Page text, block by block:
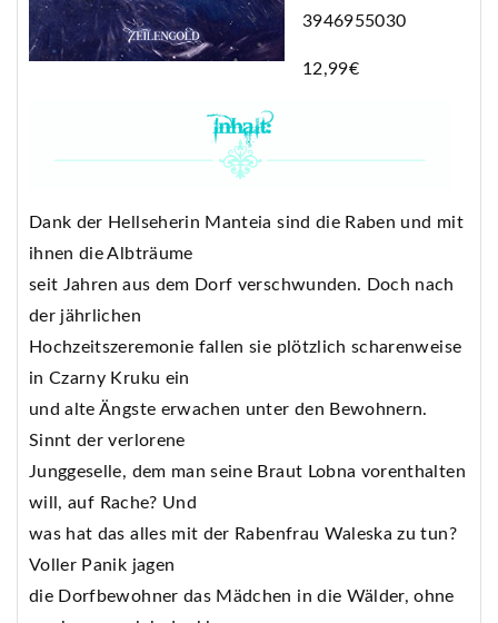
3946955030
12,99€
Dank der Hellseherin Manteia sind die Raben und mit
ihnen die Albträume
seit Jahren aus dem Dorf verschwunden. Doch nach
der jährlichen
Hochzeitszeremonie fallen sie plötzlich scharenweise
in Czarny Kruku ein
und alte Ängste erwachen unter den Bewohnern.
Sinnt der verlorene
Junggeselle, dem man seine Braut Lobna vorenthalten
will, auf Rache? Und
was hat das alles mit der Rabenfrau Waleska zu tun?
Voller Panik jagen
die Dorfbewohner das Mädchen in die Wälder, ohne